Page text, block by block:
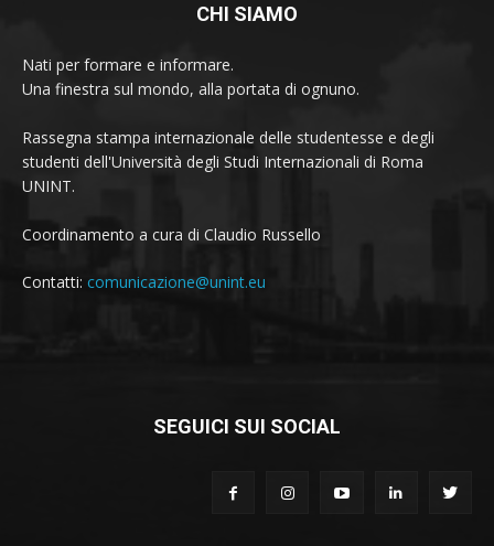
CHI SIAMO
Nati per formare e informare.
Una finestra sul mondo, alla portata di ognuno.
Rassegna stampa internazionale delle studentesse e degli
studenti dell'Università degli Studi Internazionali di Roma
UNINT.
Coordinamento a cura di Claudio Russello
Contatti: comunicazione@unint.eu
SEGUICI SUI SOCIAL